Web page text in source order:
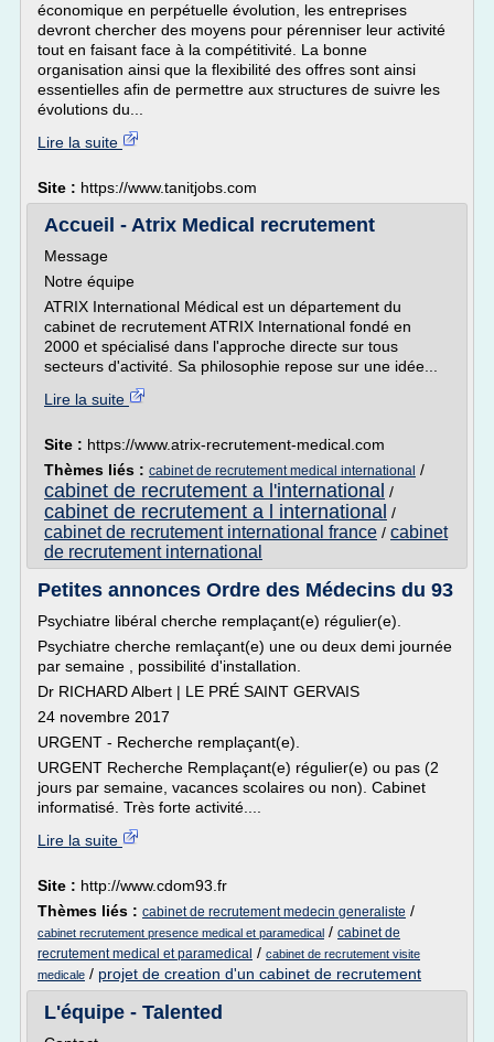
économique en perpétuelle évolution, les entreprises
devront chercher des moyens pour pérenniser leur activité
tout en faisant face à la compétitivité. La bonne
organisation ainsi que la flexibilité des offres sont ainsi
essentielles afin de permettre aux structures de suivre les
évolutions du...
Lire la suite
Site : https://www.tanitjobs.com
Accueil - Atrix Medical recrutement
Message
Notre équipe
ATRIX International Médical est un département du
cabinet de recrutement ATRIX International fondé en
2000 et spécialisé dans l'approche directe sur tous
secteurs d'activité. Sa philosophie repose sur une idée...
Lire la suite
Site : https://www.atrix-recrutement-medical.com
Thèmes liés : cabinet de recrutement medical international /
cabinet de recrutement a l'international /
cabinet de recrutement a l international /
cabinet de recrutement international france / cabinet
de recrutement international
Petites annonces Ordre des Médecins du 93
Psychiatre libéral cherche remplaçant(e) régulier(e).
Psychiatre cherche remlaçant(e) une ou deux demi journée
par semaine , possibilité d'installation.
Dr RICHARD Albert | LE PRÉ SAINT GERVAIS
24 novembre 2017
URGENT - Recherche remplaçant(e).
URGENT Recherche Remplaçant(e) régulier(e) ou pas (2
jours par semaine, vacances scolaires ou non). Cabinet
informatisé. Très forte activité....
Lire la suite
Site : http://www.cdom93.fr
Thèmes liés : cabinet de recrutement medecin generaliste /
cabinet recrutement presence medical et paramedical / cabinet de
recrutement medical et paramedical / cabinet de recrutement visite
medicale / projet de creation d'un cabinet de recrutement
L'équipe - Talented